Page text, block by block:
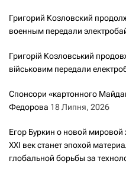
Григорий Козловский
военным передали
Григорій Козловський
військовим передали
Спонсори «картонного
Федорова 18 Липня, 2026
Егор Буркин о новой
XXI век станет эпохой
глобальной борьбы за